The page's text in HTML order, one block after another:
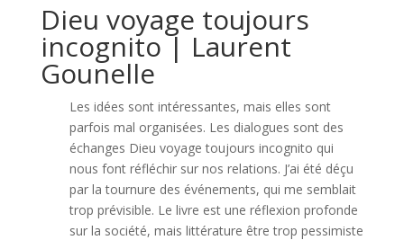
Dieu voyage toujours
incognito | Laurent
Gounelle
Les idées sont intéressantes, mais elles sont
parfois mal organisées. Les dialogues sont des
échanges Dieu voyage toujours incognito qui
nous font réfléchir sur nos relations. J’ai été déçu
par la tournure des événements, qui me semblait
trop prévisible. Le livre est une réflexion profonde
sur la société, mais littérature être trop pessimiste